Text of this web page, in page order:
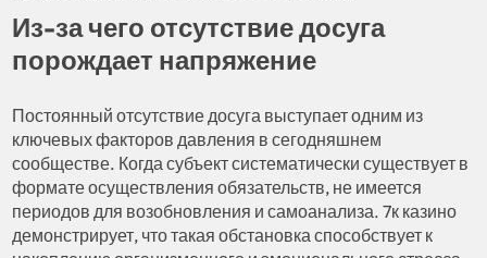
Из-за чего отсутствие досуга
порождает напряжение
Постоянный отсутствие досуга выступает одним из
ключевых факторов давления в сегодняшнем
сообществе. Когда субъект систематически существует в
формате осуществления обязательств, не имеется
периодов для возобновления и самоанализа. 7к казино
демонстрирует, что такая обстановка способствует к